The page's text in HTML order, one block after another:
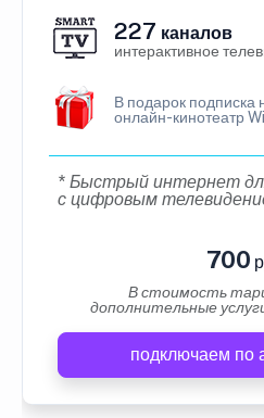
227 каналов
интерактивное
В подарок подписка
онлайн-кинотеатр
* Быстрый интернет
с цифровым
700
В стоимость
дополнительные
подключаем по